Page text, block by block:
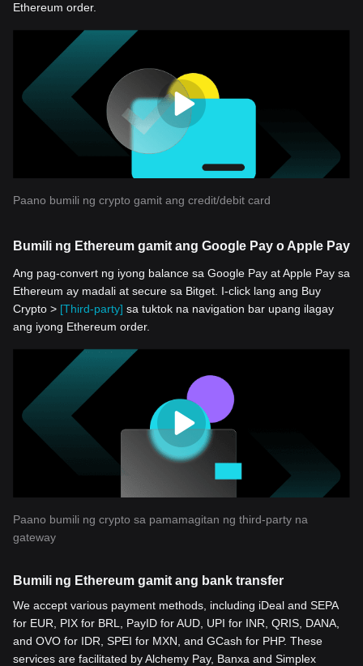
Ethereum order.
Paano bumili ng crypto gamit ang credit/debit card
Bumili ng Ethereum gamit ang Google Pay o Apple Pay
Ang pag-convert ng iyong balance sa Google Pay at Apple Pay sa
Ethereum ay madali at secure sa Bitget. I-click lang ang Buy
Crypto > [Third-party] sa tuktok na navigation bar upang ilagay
ang iyong Ethereum order.
Paano bumili ng crypto sa pamamagitan ng third-party na
gateway
Bumili ng Ethereum gamit ang bank transfer
We accept various payment methods, including iDeal and SEPA
for EUR, PIX for BRL, PayID for AUD, UPI for INR, QRIS, DANA,
and OVO for IDR, SPEI for MXN, and GCash for PHP. These
services are facilitated by Alchemy Pay, Banxa and Simplex